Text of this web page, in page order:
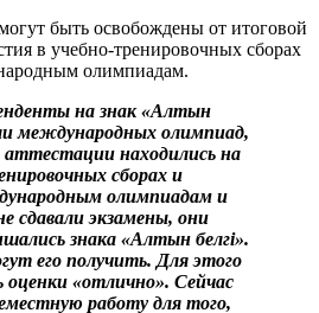
быть освобождены от итоговой
в учебно-тренировочных сборах
олимпиадам.
на знак «Алтын
международных олимпиад,
аттестации находились на
сборах и
олимпиадам и
сдавали экзамены, они
знака «Алтын белгі».
его получить. Для этого
«отлично». Сейчас
работу для того,